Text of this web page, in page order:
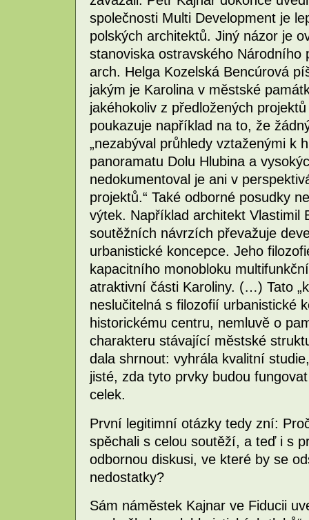
společnosti Multi Development je
polských architektů. Jiný názor je
stanoviska ostravského
arch. Helga Kozelská Bencúrová
jakým je Karolina v městské
jakéhokoliv z předložených
poukazuje například na to, že
„nezabýval průhledy vztaženými k
panoramatu Dolu Hlubina a
nedokumentoval je ani v
projektů.“ Také odborné posudky
výtek. Například architekt Vlastimil
soutěžních návrzích převažuje
urbanistické koncepce. Jeho
kapacitního monobloku
atraktivní části Karoliny. (…) Tato
neslučitelná s filozofií urbanistické
historickému centru, nemluvě o
charakteru stávající městské
dala shrnout: vyhrála kvalitní
jisté, zda tyto prvky budou
celek.
První legitimní otázky tedy zní:
spěchali s celou soutěží, a teď i s
odbornou diskusi, ve které by se
nedostatky?
Sám náměstek Kajnar ve Fiducii